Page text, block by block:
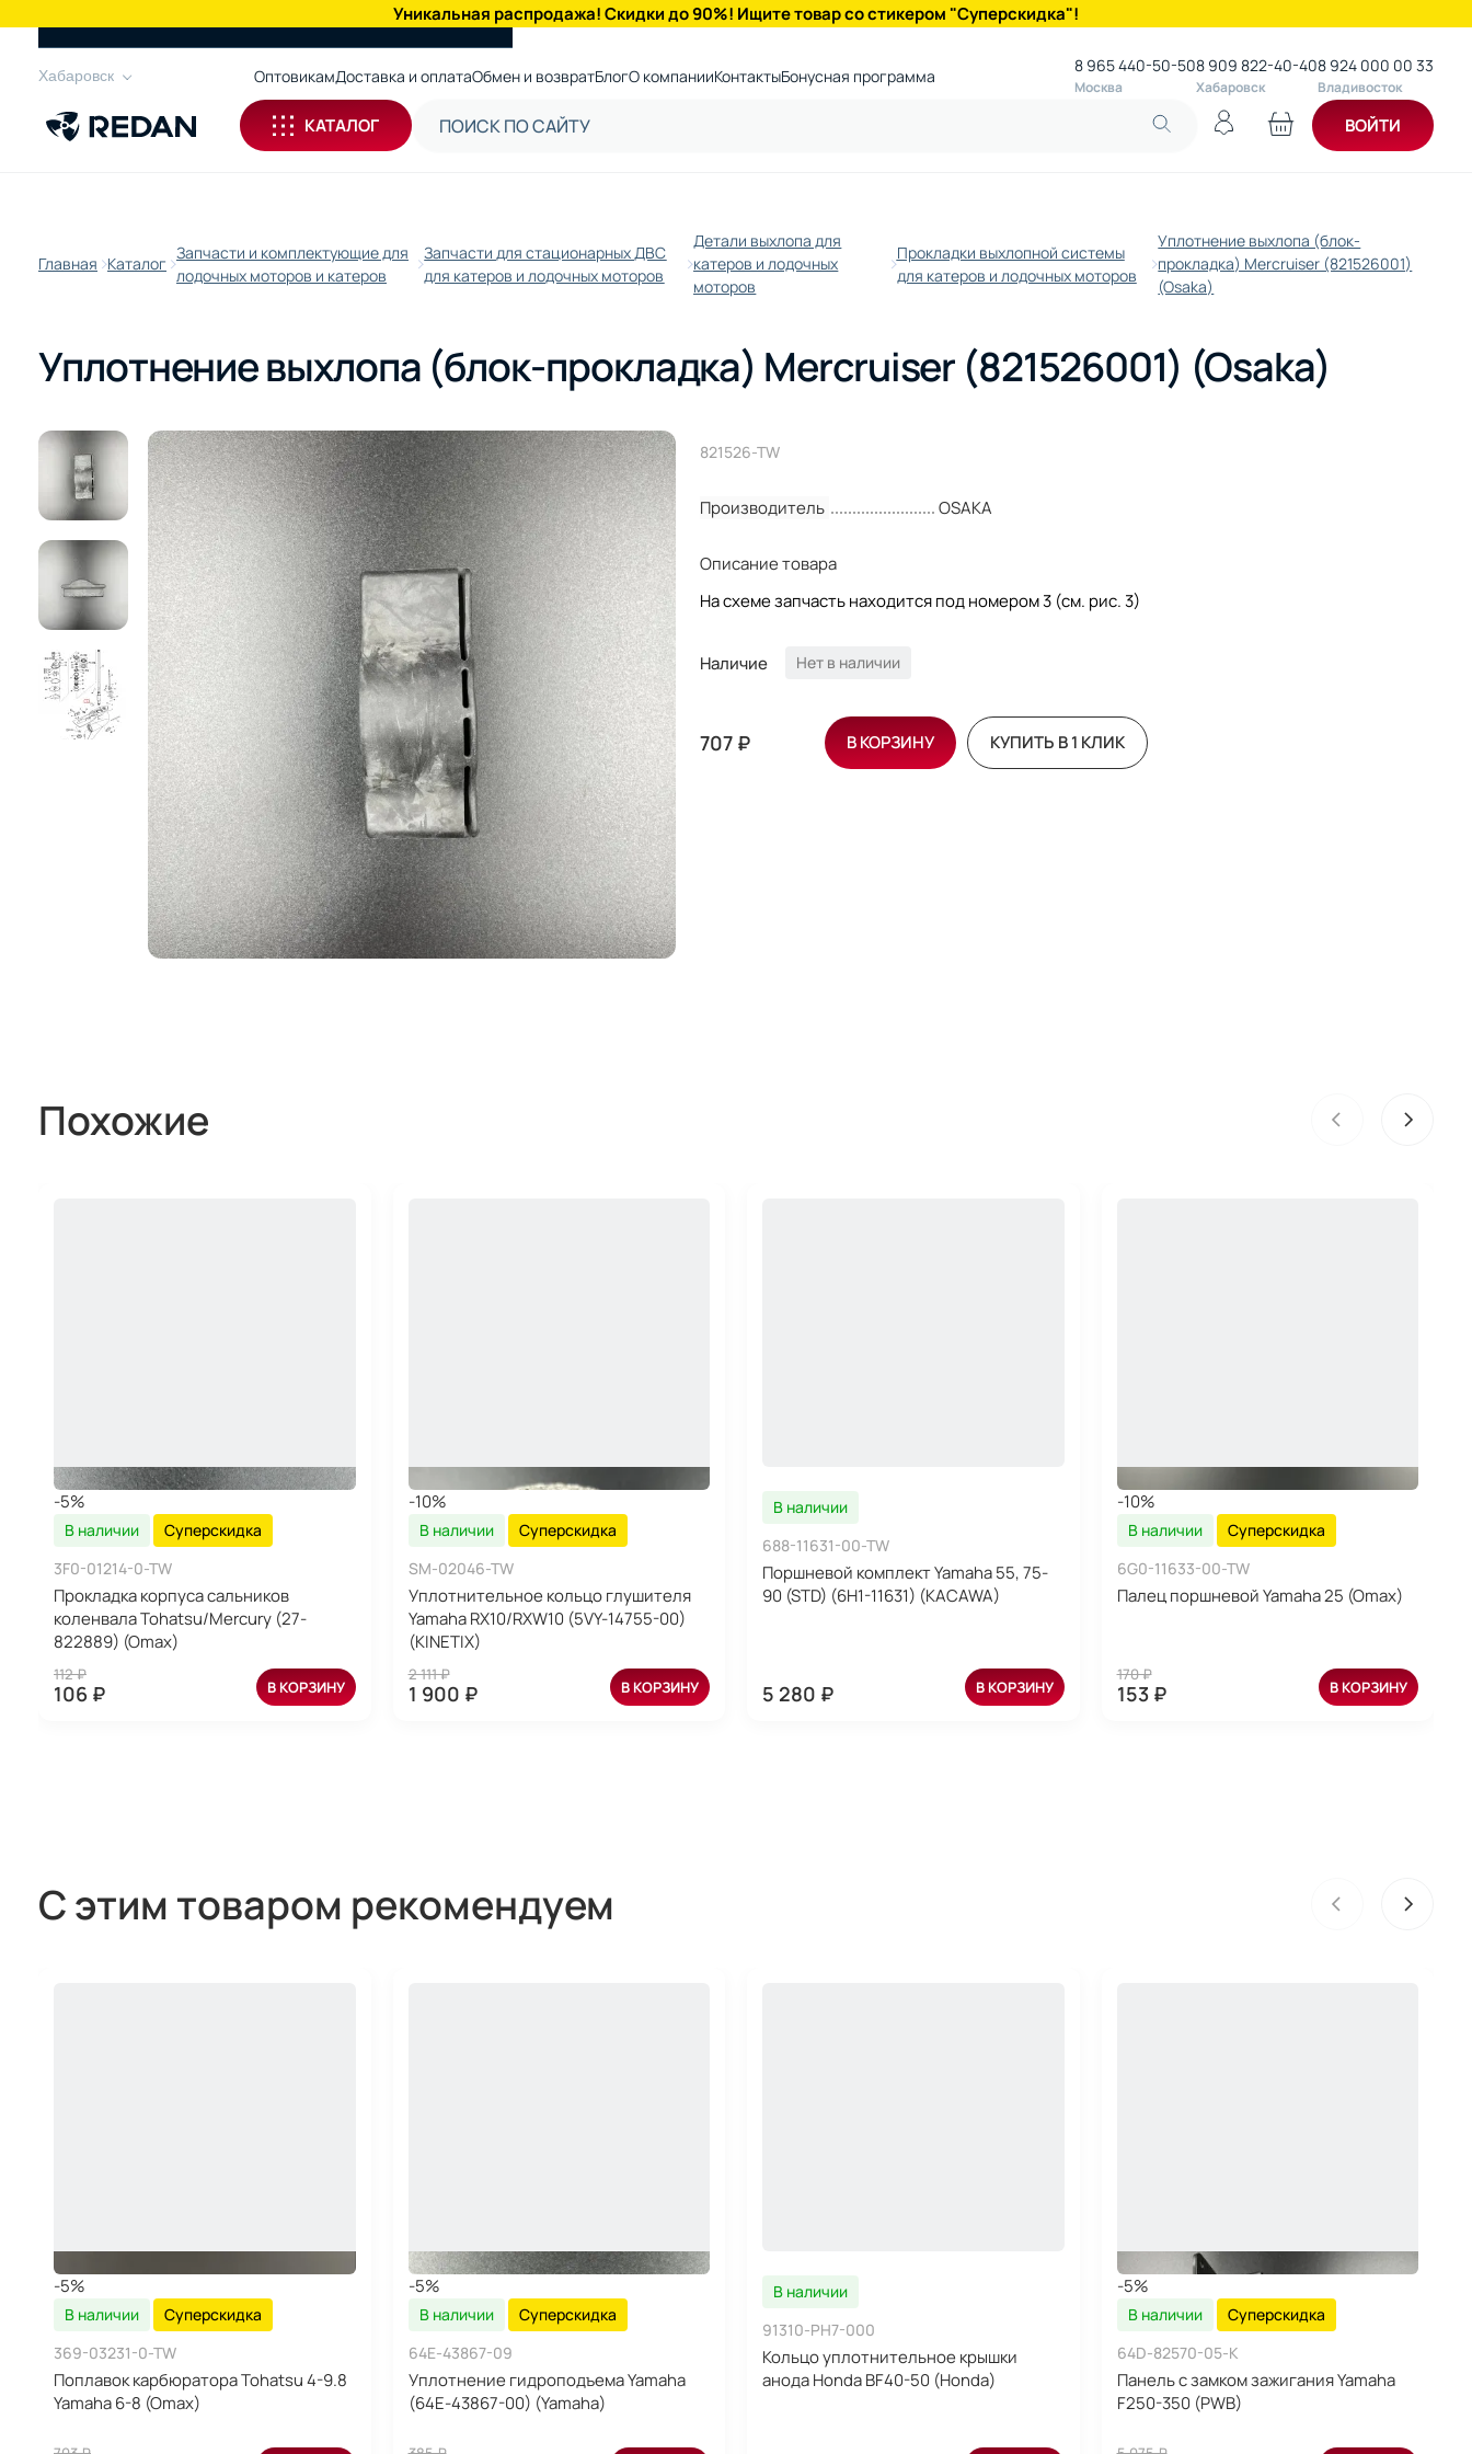
Уникальная распродажа! Скидки до 90%! Ищите товар со стикером "Суперскидка"!
Хабаровск ОптовикамДоставка и оплатаОбмен и возвратБлогО компанииКонтактыБонусная программа 8 965 440-50-50
Москва
8 909 822-40-40
Хабаровск
8 924 000 00 33
Владивосток
КАТАЛОГ ВОЙТИ
Главная Каталог
Запчасти и комплектующие для
лодочных моторов и катеров
Запчасти для стационарных ДВС
для катеров и лодочных моторов
Детали выхлопа для
катеров и лодочных
моторов
Прокладки выхлопной системы
для катеров и лодочных моторов
Уплотнение выхлопа (блок-
прокладка) Mercruiser (821526001)
(Osaka)
Уплотнение выхлопа (блок-прокладка) Mercruiser (821526001) (Osaka)
821526-TW
Производитель OSAKA
Описание товара
На схеме запчасть находится под номером 3 (см. рис. 3)
Наличие Нет в наличии
707 ₽ В КОРЗИНУ КУПИТЬ В 1 КЛИК
Похожие
-5%
В наличии
Суперскидка
3F0-01214-0-TW
Прокладка корпуса сальников
коленвала Tohatsu/Mercury (27-
822889) (Omax)
112 ₽
106 ₽ В КОРЗИНУ
-10%
В наличии
Суперскидка
SM-02046-TW
Уплотнительное кольцо глушителя
Yamaha RX10/RXW10 (5VY-14755-00)
(KINETIX)
2 111 ₽
1 900 ₽ В КОРЗИНУ
В наличии
688-11631-00-TW
Поршневой комплект Yamaha 55, 75-
90 (STD) (6H1-11631) (KACAWA)
5 280 ₽ В КОРЗИНУ
-10%
В наличии
Суперскидка
6G0-11633-00-TW
Палец поршневой Yamaha 25 (Omax)
170 ₽
153 ₽ В КОРЗИНУ
С этим товаром рекомендуем
-5%
В наличии
Суперскидка
369-03231-0-TW
Поплавок карбюратора Tohatsu 4-9.8
Yamaha 6-8 (Omax)
-5%
В наличии
Суперскидка
64E-43867-09
Уплотнение гидроподъема Yamaha
(64E-43867-00) (Yamaha)
В наличии
91310-PH7-000
Кольцо уплотнительное крышки
анода Honda BF40-50 (Honda)
-5%
В наличии
Суперскидка
64D-82570-05-K
Панель c замком зажигания Yamaha
F250-350 (PWB)